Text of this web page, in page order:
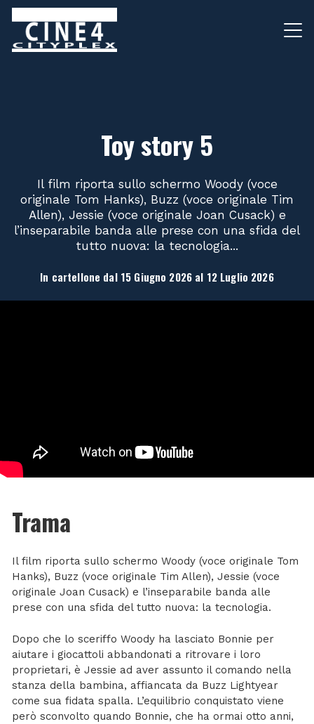
Toy story 5
Il film riporta sullo schermo Woody (voce
originale Tom Hanks), Buzz (voce originale Tim
Allen), Jessie (voce originale Joan Cusack) e
l’inseparabile banda alle prese con una sfida del
tutto nuova: la tecnologia...
In cartellone dal 15 Giugno 2026 al 12 Luglio 2026
Trama
Il film riporta sullo schermo Woody (voce originale Tom
Hanks), Buzz (voce originale Tim Allen), Jessie (voce
originale Joan Cusack) e l’inseparabile banda alle
prese con una sfida del tutto nuova: la tecnologia.
Dopo che lo sceriffo Woody ha lasciato Bonnie per
aiutare i giocattoli abbandonati a ritrovare i loro
proprietari, è Jessie ad aver assunto il comando nella
stanza della bambina, affiancata da Buzz Lightyear
come sua fidata spalla. L’equilibrio conquistato viene
però sconvolto quando Bonnie, che ha ormai otto anni,